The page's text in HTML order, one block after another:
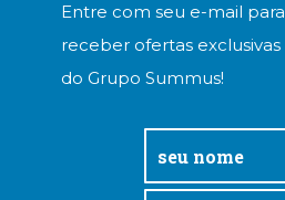
Entre com seu e-mail para
receber ofertas exclusivas
do Grupo Summus!